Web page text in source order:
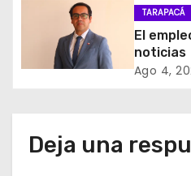
t
TARAPACÁ
El
noticias
Ago 4,
Deja una